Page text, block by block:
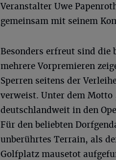
Veranstalter Uwe
gemeinsam mit seinem
Besonders erfreut sind die
mehrere Vorpremieren
Sperren seitens der
verweist. Unter dem
deutschlandweit in den
Für den beliebten
unberührtes Terrain, als
Golfplatz mausetot